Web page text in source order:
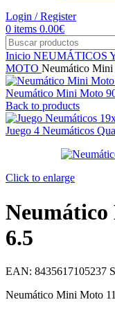
Login / Register
0 items 0.00€
Inicio NEUMÁTICOS
MOTO Neumático
Neumático Mini Moto
Back to products
Juego 4 Neumáticos
Click to enlarge
6.5
EAN: 8435617105237
Neumático Mini Moto